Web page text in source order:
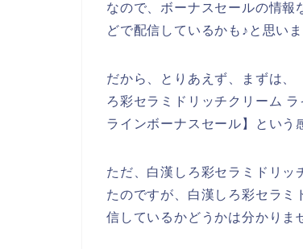
なので、ボーナスセールの情報
どで配信しているかも♪と思いま
だから、とりあえず、まずは、
ろ彩セラミドリッチクリーム
ラインボーナスセール】という
ただ、白漢しろ彩セラミドリッ
たのですが、白漢しろ彩セラミ
信しているかどうかは分かりま